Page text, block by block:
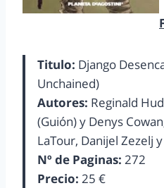
Titulo: Django
Unchained)
Autores: Reginald
(Guión) y Denys
LaTour, Danijel Zezelj
Nº de Paginas: 272
Precio: 25 €